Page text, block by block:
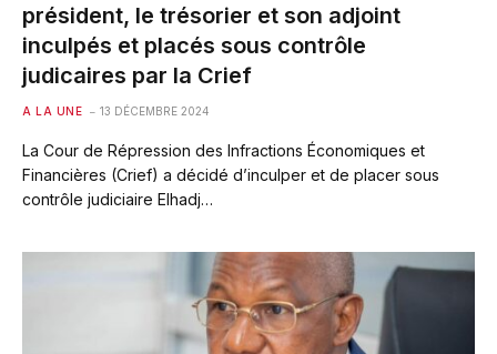
président, le trésorier et son adjoint
inculpés et placés sous contrôle
judicaires par la Crief
A LA UNE 13 DÉCEMBRE 2024
La Cour de Répression des Infractions Économiques et
Financières (Crief) a décidé d’inculper et de placer sous
contrôle judiciaire Elhadj…